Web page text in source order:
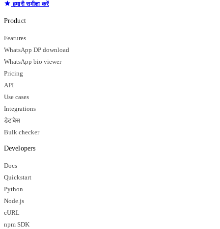
हमारी समीक्षा करें
Product
Features
WhatsApp DP download
WhatsApp bio viewer
Pricing
API
Use cases
Integrations
डेटाबेस
Bulk checker
Developers
Docs
Quickstart
Python
Node.js
cURL
npm SDK